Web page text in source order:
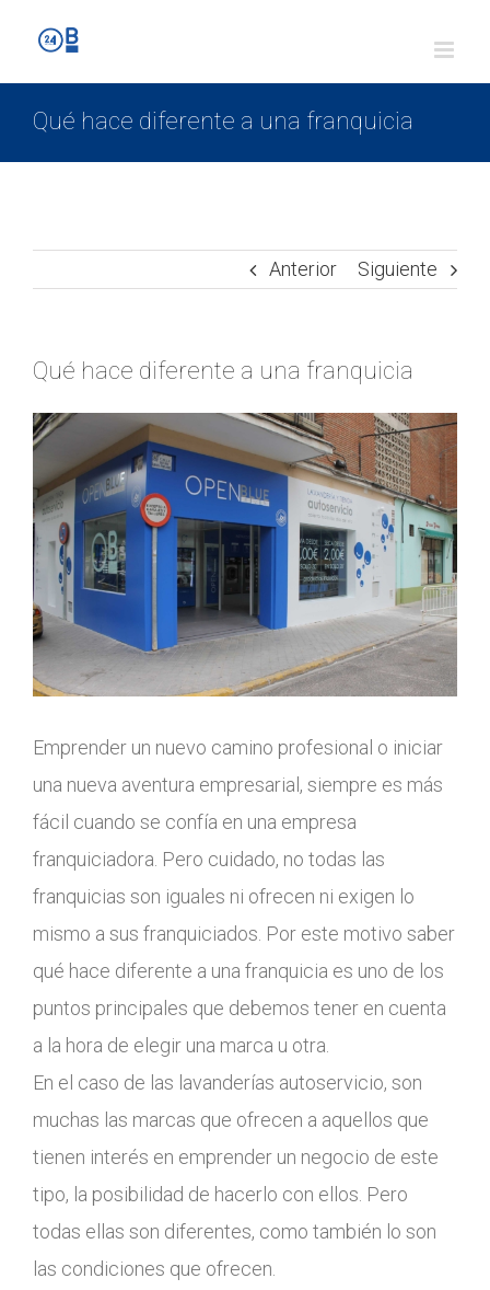
Qué hace diferente a una franquicia
Anterior Siguiente
Qué hace diferente a una franquicia
Emprender un nuevo camino profesional o iniciar
una nueva aventura empresarial, siempre es más
fácil cuando se confía en una empresa
franquiciadora. Pero cuidado, no todas las
franquicias son iguales ni ofrecen ni exigen lo
mismo a sus franquiciados. Por este motivo saber
qué hace diferente a una franquicia es uno de los
puntos principales que debemos tener en cuenta
a la hora de elegir una marca u otra.
En el caso de las lavanderías autoservicio, son
muchas las marcas que ofrecen a aquellos que
tienen interés en emprender un negocio de este
tipo, la posibilidad de hacerlo con ellos. Pero
todas ellas son diferentes, como también lo son
las condiciones que ofrecen.